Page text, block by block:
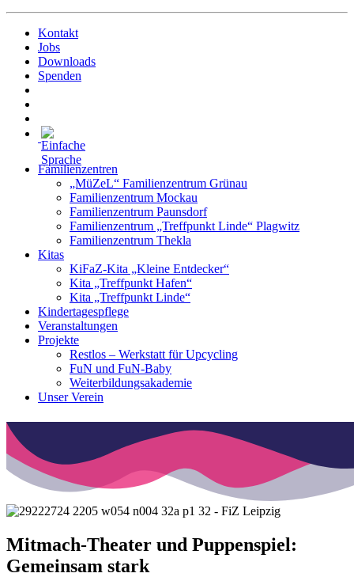
Kontakt
Jobs
Downloads
Spenden
Familienzentren
„MüZeL“ Familienzentrum Grünau
Familienzentrum Mockau
Familienzentrum Paunsdorf
Familienzentrum „Treffpunkt Linde“ Plagwitz
Familienzentrum Thekla
Kitas
KiFaZ-Kita „Kleine Entdecker“
Kita „Treffpunkt Hafen“
Kita „Treffpunkt Linde“
Kindertagespflege
Veranstaltungen
Projekte
Restlos – Werkstatt für Upcycling
FuN und FuN-Baby
Weiterbildungsakademie
Unser Verein
Mitmach-Theater und Puppenspiel:
Gemeinsam stark